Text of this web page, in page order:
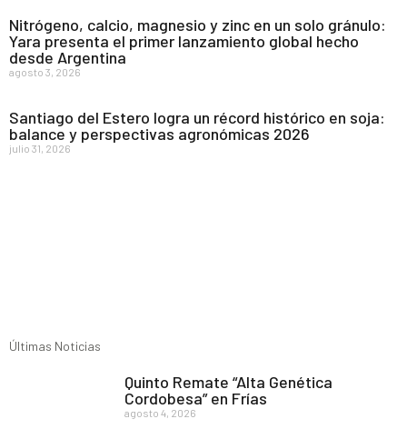
Nitrógeno, calcio, magnesio y zinc en un solo gránulo:
Yara presenta el primer lanzamiento global hecho
desde Argentina
agosto 3, 2026
Santiago del Estero logra un récord histórico en soja:
balance y perspectivas agronómicas 2026
julio 31, 2026
Últimas Noticias
Quinto Remate “Alta Genética
Cordobesa” en Frías
agosto 4, 2026